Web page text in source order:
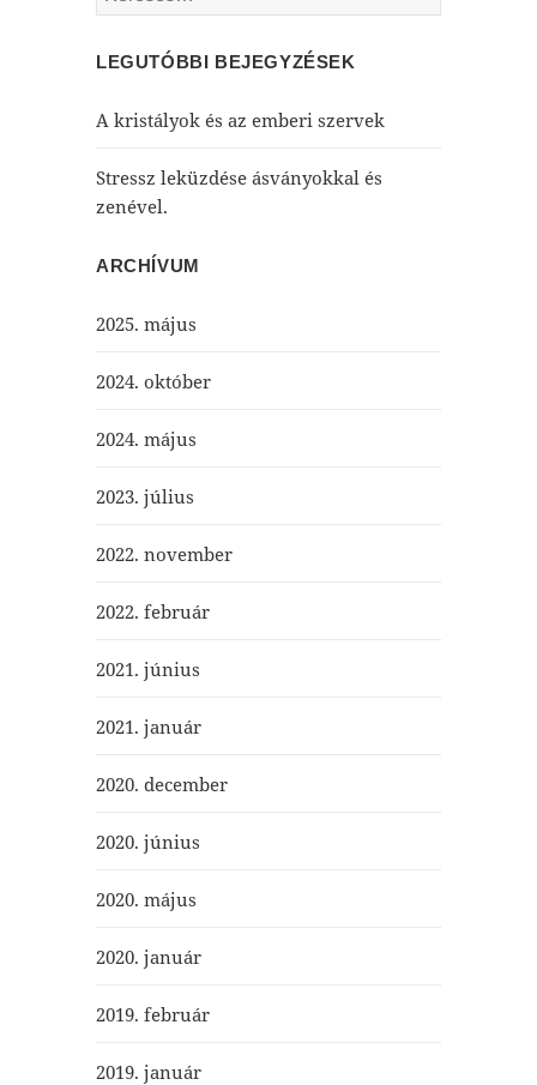
LEGUTÓBBI BEJEGYZÉSEK
A kristályok és az emberi szervek
Stressz leküzdése ásványokkal és
zenével.
ARCHÍVUM
2025. május
2024. október
2024. május
2023. július
2022. november
2022. február
2021. június
2021. január
2020. december
2020. június
2020. május
2020. január
2019. február
2019. január